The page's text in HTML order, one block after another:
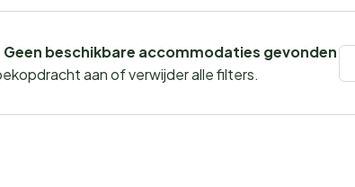
beschikbare accommodaties gevonden
aan of verwijder alle filters.